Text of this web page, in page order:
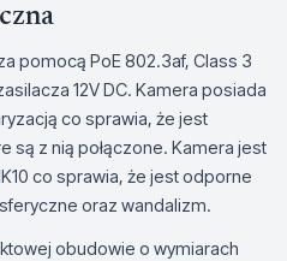
pomocą PoE 802.3af, Class 3
12V DC. Kamera posiada
co sprawia, że jest
są z nią połączone. Kamera jest
co sprawia, że jest odporne
oraz wandalizm.
obudowie o wymiarach